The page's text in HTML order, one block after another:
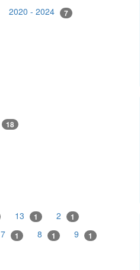
2020 - 2024 7
18
13 1 2 1
7 1 8 1 9 1